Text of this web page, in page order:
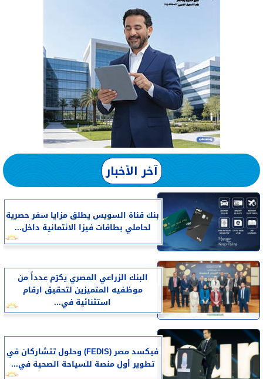
آخر الأخبار
بنك قناة السويس يطلق مزايا سفر حصرية
لحاملي بطاقات فيزا الائتمانية داخل...
البنك الزراعي المصري يكرّم عدداً من
موظفيه المتميزين لتحقيق ارقام
استثنائية في...
فيكسد مصر (FEDIS) وحلول تتشاركان في
تطوير أول منصة للسياحة الصحية في...